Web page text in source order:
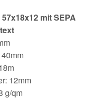
mit SEPA
12mm
g/qm